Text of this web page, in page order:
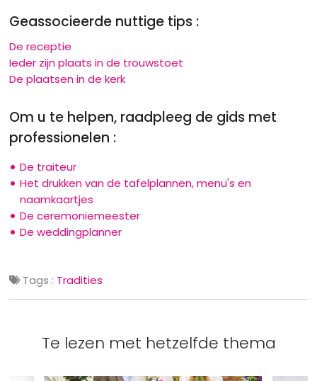
Geassocieerde nuttige tips :
De receptie
Ieder zijn plaats in de trouwstoet
De plaatsen in de kerk
Om u te helpen, raadpleeg de gids met
professionelen :
De traiteur
Het drukken van de tafelplannen, menu's en
naamkaartjes
De ceremoniemeester
De weddingplanner
Tags : Tradities
Te lezen met hetzelfde thema